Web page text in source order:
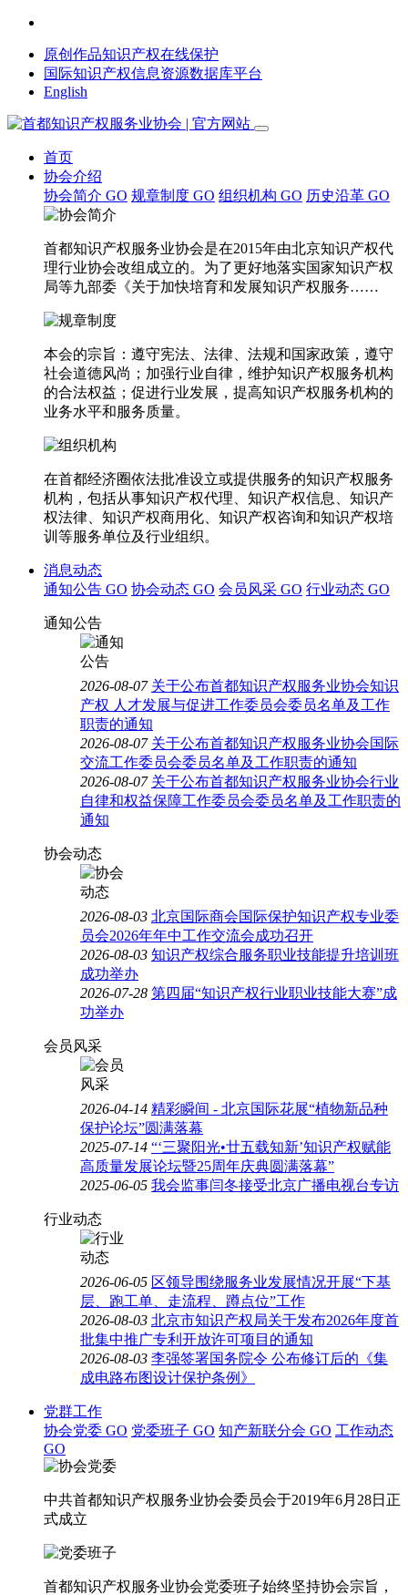
原创作品知识产权在线保护
国际知识产权信息资源数据库平台
English
首页
协会介绍
协会简介 GO 规章制度 GO 组织机构 GO 历史沿革 GO
首都知识产权服务业协会是在2015年由北京知识产权代
理行业协会改组成立的。为了更好地落实国家知识产权
局等九部委《关于加快培育和发展知识产权服务……
本会的宗旨：遵守宪法、法律、法规和国家政策，遵守
社会道德风尚；加强行业自律，维护知识产权服务机构
的合法权益；促进行业发展，提高知识产权服务机构的
业务水平和服务质量。
在首都经济圈依法批准设立或提供服务的知识产权服务
机构，包括从事知识产权代理、知识产权信息、知识产
权法律、知识产权商用化、知识产权咨询和知识产权培
训等服务单位及行业组织。
消息动态
通知公告 GO 协会动态 GO 会员风采 GO 行业动态 GO
通知公告
2026-08-07 关于公布首都知识产权服务业协会知识
产权 人才发展与促进工作委员会委员名单及工作
职责的通知
2026-08-07 关于公布首都知识产权服务业协会国际
交流工作委员会委员名单及工作职责的通知
2026-08-07 关于公布首都知识产权服务业协会行业
自律和权益保障工作委员会委员名单及工作职责的
通知
协会动态
2026-08-03 北京国际商会国际保护知识产权专业委
员会2026年年中工作交流会成功召开
2026-08-03 知识产权综合服务职业技能提升培训班
成功举办
2026-07-28 第四届“知识产权行业职业技能大赛”成
功举办
会员风采
2026-04-14 精彩瞬间 - 北京国际花展“植物新品种
保护论坛”圆满落幕
2025-07-14 “‘三聚阳光•廿五载知新’知识产权赋能
高质量发展论坛暨25周年庆典圆满落幕”
2025-06-05 我会监事闫冬接受北京广播电视台专访
行业动态
2026-06-05 区领导围绕服务业发展情况开展“下基
层、跑工单、走流程、蹲点位”工作
2026-08-03 北京市知识产权局关于发布2026年度首
批集中推广专利开放许可项目的通知
2026-08-03 李强签署国务院令 公布修订后的《集
成电路布图设计保护条例》
党群工作
协会党委 GO 党委班子 GO 知产新联分会 GO 工作动态
GO
中共首都知识产权服务业协会委员会于2019年6月28日正
式成立
首都知识产权服务业协会党委班子始终坚持协会宗旨，